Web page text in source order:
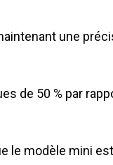
une
de 50 % par
le modèle mini